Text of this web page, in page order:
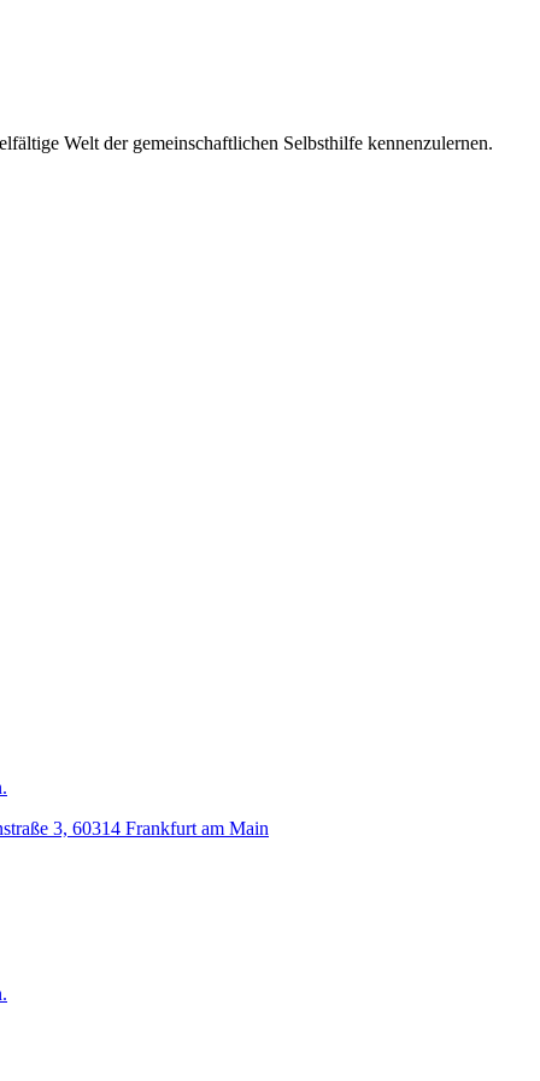
Welt der gemeinschaftlichen Selbsthilfe kennenzulernen.
3, 60314 Frankfurt am Main